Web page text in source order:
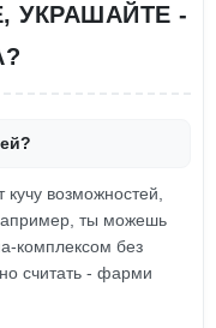
УКРАШАЙТЕ -
возможностей,
ты можешь
комплексом без
считать - фарми